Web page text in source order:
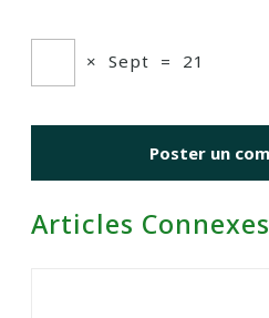
× Sept = 21
Articles Connexes